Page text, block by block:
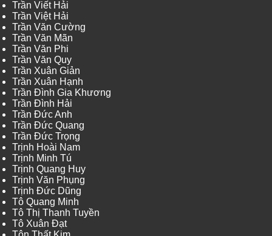
Trần Viết Hải
Trần Việt Hải
Trần Văn Cường
Trần Văn Mãn
Trần Văn Phi
Trần Văn Quy
Trần Xuân Giản
Trần Xuân Hạnh
Trần Đình Gia Khương
Trần Đình Hải
Trần Đức Anh
Trần Đức Quang
Trần Đức Trọng
Trịnh Hoài Nam
Trịnh Minh Tú
Trịnh Quang Huy
Trịnh Văn Phụng
Trịnh Đức Dũng
Tô Quang Minh
Tô Thị Thanh Tuyền
Tô Xuân Đạt